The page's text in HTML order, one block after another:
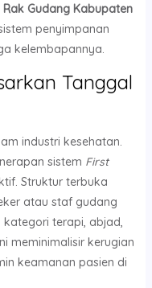
Rak Gudang Kabupaten
penyimpanan
kelembapannya.
Tanggal
industri kesehatan.
sistem First
Struktur terbuka
atau staf gudang
terapi, abjad,
meminimalisir kerugian
keamanan pasien di